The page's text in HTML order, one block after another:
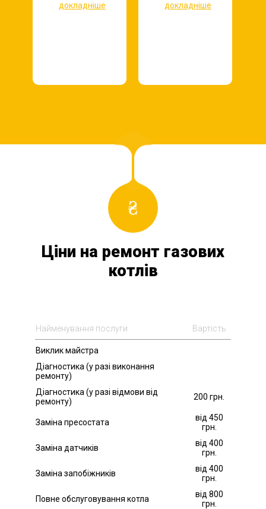
докладніше докладніше
Ціни на ремонт газових
котлів
Найменування послуги Вартість
Виклик майстра
Діагностика (у разі виконання
ремонту)
Діагностика (у разі відмови від
ремонту)
200 грн.
Заміна пресостата
від 450
грн.
Заміна датчиків
від 400
грн.
Заміна запобіжників
від 400
грн.
Повне обслуговування котла
від 800
грн.